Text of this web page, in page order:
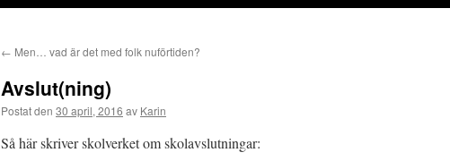
← Men… vad är det med folk nuförtiden?
Avslut(ning)
Postat den 30 april, 2016 av Karin
Så här skriver skolverket om skolavslutningar: